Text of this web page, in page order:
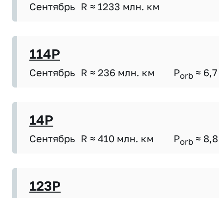
Сентябрь R ≈ 1233 млн. км
114P
Сентябрь R ≈ 236 млн. км Porb ≈ 6,7
14P
Сентябрь R ≈ 410 млн. км Porb ≈ 8,8
123P